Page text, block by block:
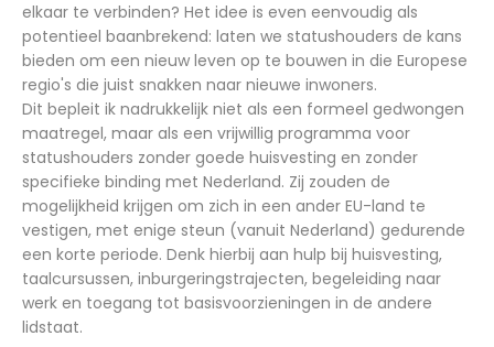
elkaar te verbinden? Het idee is even eenvoudig als
potentieel baanbrekend: laten we statushouders de kans
bieden om een nieuw leven op te bouwen in die Europese
regio's die juist snakken naar nieuwe inwoners.
Dit bepleit ik nadrukkelijk niet als een formeel gedwongen
maatregel, maar als een vrijwillig programma voor
statushouders zonder goede huisvesting en zonder
specifieke binding met Nederland. Zij zouden de
mogelijkheid krijgen om zich in een ander EU-land te
vestigen, met enige steun (vanuit Nederland) gedurende
een korte periode. Denk hierbij aan hulp bij huisvesting,
taalcursussen, inburgeringstrajecten, begeleiding naar
werk en toegang tot basisvoorzieningen in de andere
lidstaat.